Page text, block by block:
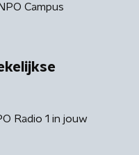
NPO Campus
Radio 1 in jouw